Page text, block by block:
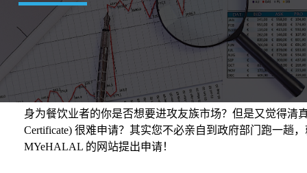
身为餐饮业者的你是否想要进攻友族市场？但是又觉得清
Certificate) 很难申请？其实您不必亲自到政府部门跑一趟
MYeHALAL 的网站提出申请！